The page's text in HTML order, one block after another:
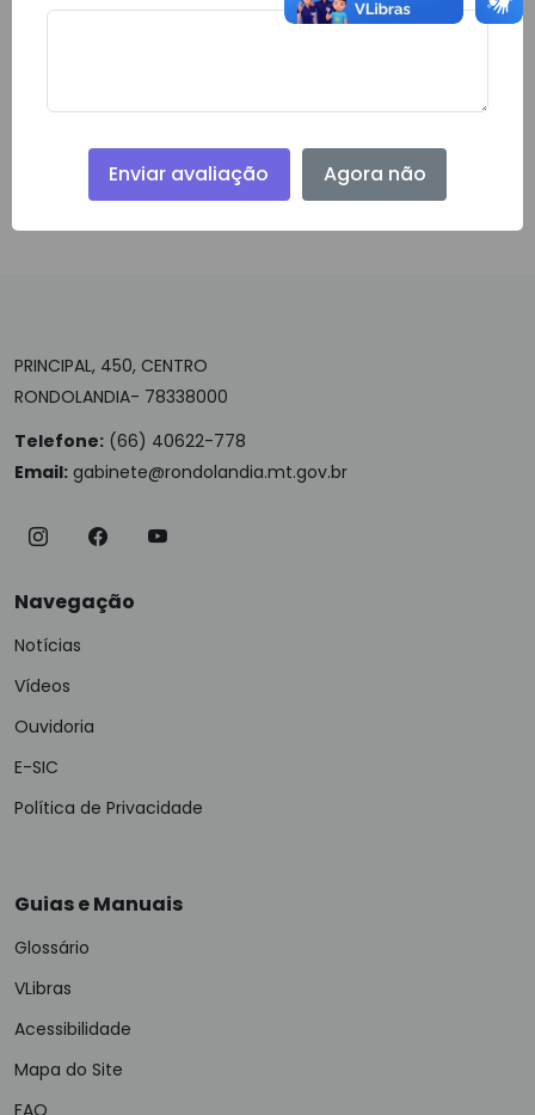
Download do Arquivo
PRINCIPAL, 450, CENTRO
RONDOLANDIA- 78338000
Telefone: (66) 40622-778
Email: gabinete@rondolandia.mt.gov.br
Navegação
Notícias
Vídeos
Ouvidoria
E-SIC
Política de Privacidade
Guias e Manuais
Glossário
VLibras
Acessibilidade
Mapa do Site
FAQ
Enviar avaliação Agora não